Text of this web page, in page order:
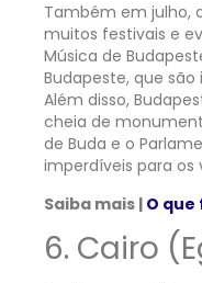
Também em julho,
muitos festivais e
Música de
Budapeste, que
Além disso,
cheia de
de Buda e o
imperdíveis para os
Saiba mais | O
6. Cairo